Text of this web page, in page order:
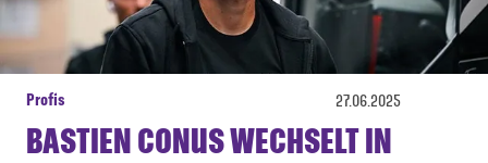
Profis 27.06.2025
BASTIEN CONUS WECHSELT IN